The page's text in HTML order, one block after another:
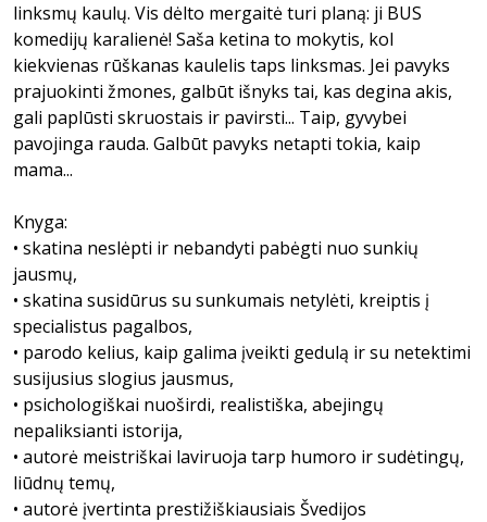
linksmų kaulų. Vis dėlto mergaitė turi planą: ji BUS
komedijų karalienė! Saša ketina to mokytis, kol
kiekvienas rūškanas kaulelis taps linksmas. Jei pavyks
prajuokinti žmones, galbūt išnyks tai, kas degina akis,
gali paplūsti skruostais ir pavirsti... Taip, gyvybei
pavojinga rauda. Galbūt pavyks netapti tokia, kaip
mama...
Knyga:
• skatina neslėpti ir nebandyti pabėgti nuo sunkių
jausmų,
• skatina susidūrus su sunkumais netylėti, kreiptis į
specialistus pagalbos,
• parodo kelius, kaip galima įveikti gedulą ir su netektimi
susijusius slogius jausmus,
• psichologiškai nuoširdi, realistiška, abejingų
nepaliksianti istorija,
• autorė meistriškai laviruoja tarp humoro ir sudėtingų,
liūdnų temų,
• autorė įvertinta prestižiškiausiais Švedijos